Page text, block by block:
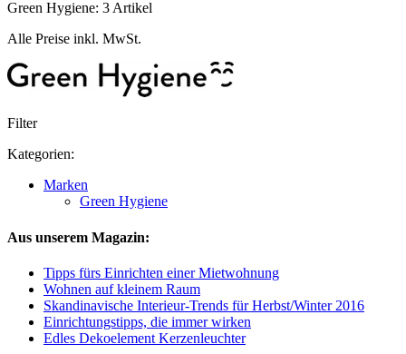
Green Hygiene: 3 Artikel
Alle Preise inkl. MwSt.
Filter
Kategorien:
Marken
Green Hygiene
Aus unserem Magazin:
Tipps fürs Einrichten einer Mietwohnung
Wohnen auf kleinem Raum
Skandinavische Interieur-Trends für Herbst/Winter 2016
Einrichtungstipps, die immer wirken
Edles Dekoelement Kerzenleuchter